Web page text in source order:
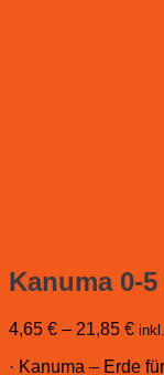
Kanuma 0-
4,65 € – 21,85 €
· Kanuma – Erde